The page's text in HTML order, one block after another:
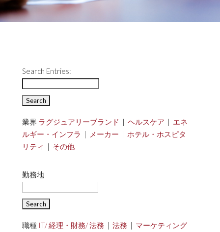
Search Entries:
業界 ラグジュアリーブランド | ヘルスケア | エネ
ルギー・インフラ | メーカー | ホテル・ホスピタ
リティ
| その他
勤務地
職種 IT/ 経理・財務/ 法務 | 法務 | マーケティング